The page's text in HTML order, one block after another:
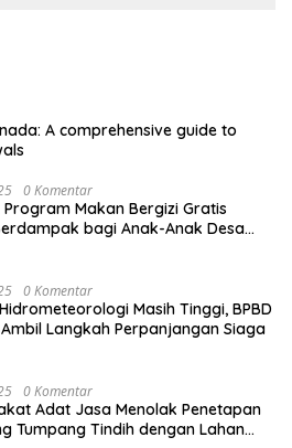
A comprehensive guide to
0 Komentar
Program Makan Bergizi Gratis
bagi Anak-Anak Desa
0 Komentar
Masih Tinggi, BPBD
Langkah Perpanjangan Siaga
0 Komentar
Adat Jasa Menolak Penetapan
Tumpang Tindih dengan Lahan